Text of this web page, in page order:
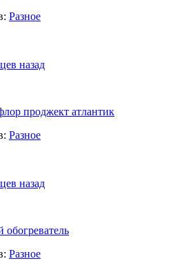
Разное
назад
проджект атлантик
Разное
назад
обогреватель
Разное